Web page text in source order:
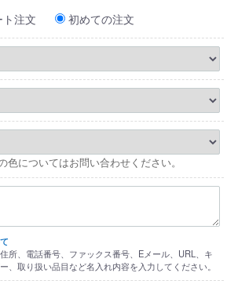
注文 初めての注文
色についてはお問い合わせください。
所、電話番号、ファックス番号、Eメール、URL、キ
、取り扱い品目など名入れ内容を入力してください。